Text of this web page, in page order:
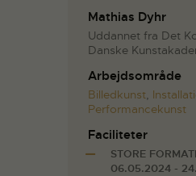
Mathias Dyhr
Uddannet fra Det
Danske
Arbejdsområde
Billedkunst,
Performancekunst
Faciliteter
STORE
06.05.2024 -